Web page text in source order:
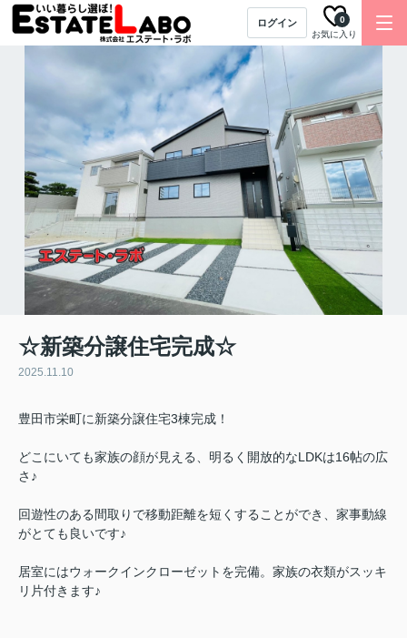
ログイン
お気に入り
0
☆新築分譲住宅完成☆
2025.11.10
豊田市栄町に新築分譲住宅3棟完成！
どこにいても家族の顔が見える、明るく開放的なLDKは16帖の広
さ♪
回遊性のある間取りで移動距離を短くすることができ、家事動線
がとても良いです♪
居室にはウォークインクローゼットを完備。家族の衣類がスッキ
リ片付きます♪